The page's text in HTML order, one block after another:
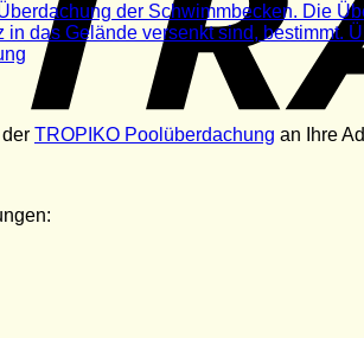
TROPIKO Poolüberdachung an Ihre